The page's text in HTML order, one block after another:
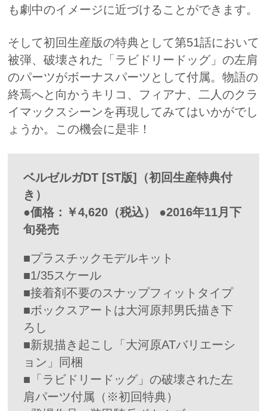
も劇中のイメージに近づけることができます。
そして初回生産版の特典として第51話において
被弾、破壊された「ラビドリードッグ」の左肩
のパーツがボーナスパーツとして付属。物語の
終焉へと向かうキリコ、フィアナ、二人のクラ
イマックスシーンを再現してみてはいかがでし
ょうか。この機会に是非！
ベルゼルガDT [ST版]（初回生産特典付
き）
●価格：￥4,620（税込） ●2016年11月下
旬発売
■プラスチックモデルキット
■1/35スケール
■接着剤不要のスナップフィットタイプ
■ボックスアートは大河原邦男氏描き下
ろし
■新規描き起こし「大河原ATバリエーシ
ョン」同梱
■「ラビドリードッグ」の破壊された左
肩パーツ付属（※初回特典）